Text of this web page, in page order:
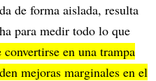
de forma aislada, resulta
para medir todo lo que
convertirse en una trampa
mejoras marginales en el